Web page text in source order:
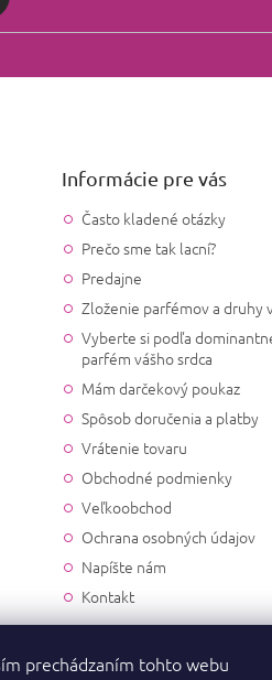
prechádzaním tohto webu
Informácie pre vás
Často kladené otázky
Prečo sme tak lacní?
Predajne
Zloženie parfémov a druhy
Vyberte si podľa
parfém vášho srdca
Mám darčekový poukaz
Spôsob doručenia a platby
Vrátenie tovaru
Obchodné podmienky
Veľkoobchod
Ochrana osobných údajov
Napíšte nám
Kontakt